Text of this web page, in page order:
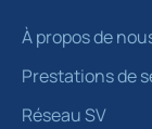
À propos de
Prestations de
Réseau SV